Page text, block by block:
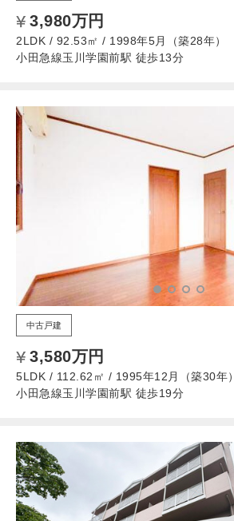
3,980万円
2LDK / 92.53㎡ / 1998年5月（築28年）
小田急線玉川学園前駅 徒歩13分
中古戸建
3,580万円
5LDK / 112.62㎡ / 1995年12月（築30年）
小田急線玉川学園前駅 徒歩19分